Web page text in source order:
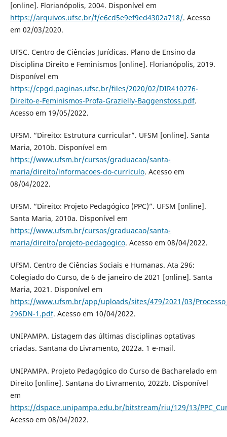
[online]. Florianópolis, 2004. Disponível em
https://arquivos.ufsc.br/f/e6cd5e9ef9ed4302a718/. Acesso
em 02/03/2020.
UFSC. Centro de Ciências Jurídicas. Plano de Ensino da
Disciplina Direito e Feminismos [online]. Florianópolis, 2019.
Disponível em
https://cpgd.paginas.ufsc.br/files/2020/02/DIR410276-
Direito-e-Feminismos-Profa-Grazielly-Baggenstoss.pdf.
Acesso em 19/05/2022.
UFSM. “Direito: Estrutura curricular”. UFSM [online]. Santa
Maria, 2010b. Disponível em
https://www.ufsm.br/cursos/graduacao/santa-
maria/direito/informacoes-do-curriculo. Acesso em
08/04/2022.
UFSM. “Direito: Projeto Pedagógico (PPC)”. UFSM [online].
Santa Maria, 2010a. Disponível em
https://www.ufsm.br/cursos/graduacao/santa-
maria/direito/projeto-pedagogico. Acesso em 08/04/2022.
UFSM. Centro de Ciências Sociais e Humanas. Ata 296:
Colegiado do Curso, de 6 de janeiro de 2021 [online]. Santa
Maria, 2021. Disponível em
https://www.ufsm.br/app/uploads/sites/479/2021/03/
296DN-1.pdf. Acesso em 10/04/2022.
UNIPAMPA. Listagem das últimas disciplinas optativas
criadas. Santana do Livramento, 2022a. 1 e-mail.
UNIPAMPA. Projeto Pedagógico do Curso de Bacharelado em
Direito [online]. Santana do Livramento, 2022b. Disponível
em
https://dspace.unipampa.edu.br/bitstream/riu/129/13/
Acesso em 08/04/2022.